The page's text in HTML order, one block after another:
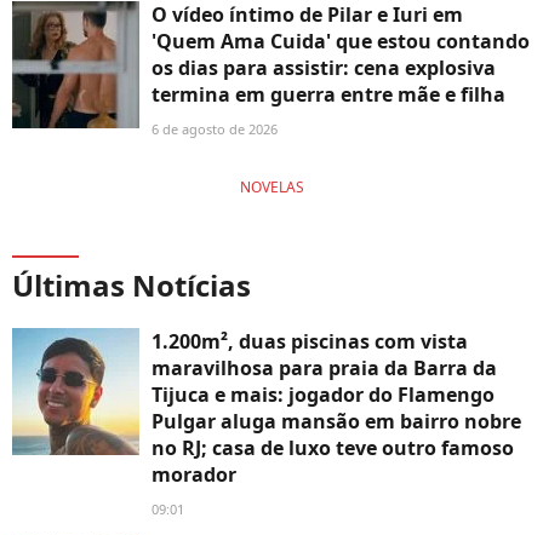
O vídeo íntimo de Pilar e Iuri em
'Quem Ama Cuida' que estou contando
os dias para assistir: cena explosiva
termina em guerra entre mãe e filha
6 de agosto de 2026
NOVELAS
Últimas Notícias
1.200m², duas piscinas com vista
maravilhosa para praia da Barra da
Tijuca e mais: jogador do Flamengo
Pulgar aluga mansão em bairro nobre
no RJ; casa de luxo teve outro famoso
morador
09:01